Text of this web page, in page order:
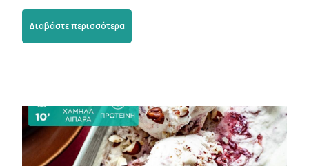
Διαβάστε περισσότερα